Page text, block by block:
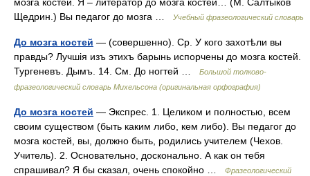
Щедрин.) Вы педагог до мозга …
Учебный фразеологический словарь
До мозга костей — (совершенно). Ср. У кого захотѣли вы
правды? Лучшія изъ этихъ барынь испорчены до мозга костей.
Тургеневъ. Дымъ. 14. См. До ногтей …
Большой толково-
фразеологический словарь Михельсона (оригинальная орфография)
До мозга костей — Экспрес. 1. Целиком и полностью, всем
своим существом (быть каким либо, кем либо). Вы педагог до
мозга костей, вы, должно быть, родились учителем (Чехов.
Учитель). 2. Основательно, досконально. А как он тебя
спрашивал? Я бы сказал, очень спокойно …
Фразеологический